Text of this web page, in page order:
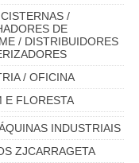
/
DE
/ DISTRIBUIDORES
/ OFICINA
E FLORESTA
INDUSTRIAIS
ZJCARRAGETA